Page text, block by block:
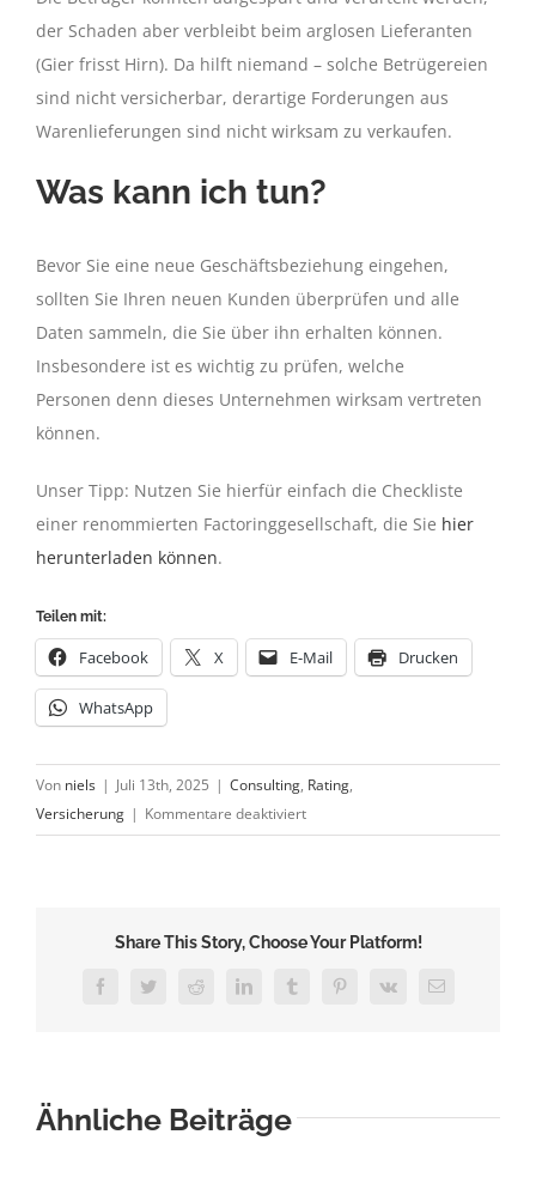
der Schaden aber verbleibt beim arglosen Lieferanten
(Gier frisst Hirn). Da hilft niemand – solche Betrügereien
sind nicht versicherbar, derartige Forderungen aus
Warenlieferungen sind nicht wirksam zu verkaufen.
Was kann ich tun?
Bevor Sie eine neue Geschäftsbeziehung eingehen,
sollten Sie Ihren neuen Kunden überprüfen und alle
Daten sammeln, die Sie über ihn erhalten können.
Insbesondere ist es wichtig zu prüfen, welche
Personen denn dieses Unternehmen wirksam vertreten
können.
Unser Tipp: Nutzen Sie hierfür einfach die Checkliste
einer renommierten Factoringgesellschaft, die Sie hier
herunterladen können.
Teilen mit:
Facebook X E-Mail Drucken
WhatsApp
Von niels | Juli 13th, 2025 | Consulting, Rating,
Versicherung | Kommentare deaktiviertfür
Know
Share This Story, Choose Your Platform!
FacebookTwitterReddit LinkedInTumblrPinterest
Vk
E-
Ähnliche Beiträge